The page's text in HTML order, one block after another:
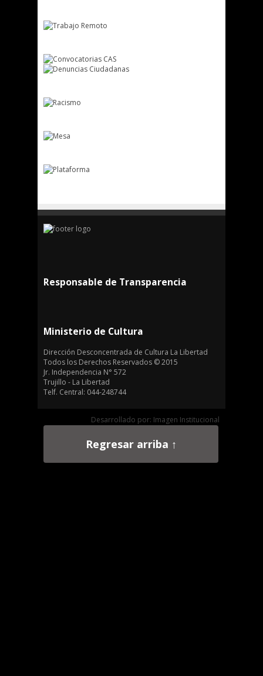
Responsable de Transparencia
Ministerio de Cultura
Dirección Desconcentrada de Cultura La Libertad
Todos los Derechos Reservados © 2015
Jr. Independencia N° 572
Trujillo - La Libertad
Telf. Central: 044-248744
Desarrollado por: Imagen Institucional
Regresar arriba ↑